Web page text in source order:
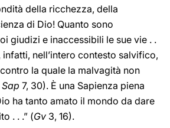
della ricchezza, della
di Dio! Quanto sono
giudizi e inaccessibili le sue vie . .
infatti, nell’intero contesto salvifico,
la quale la malvagità non
Sap 7, 30). È una Sapienza piena
ha tanto amato il mondo da dare
. . .” (Gv 3, 16).